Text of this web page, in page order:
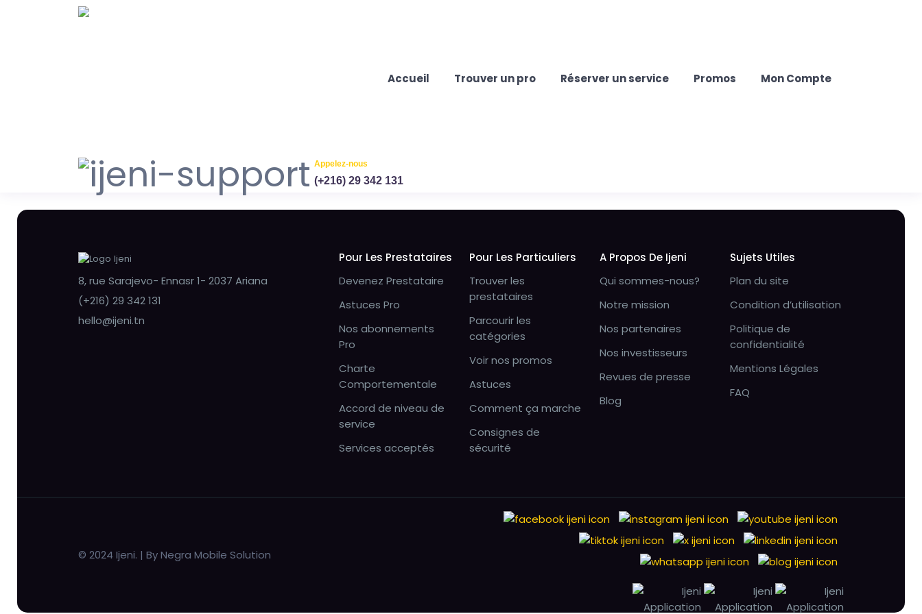
Accueil Trouver un pro Réserver un service Promos Mon Compte
Appelez-nous
(+216) 29 342 131
8, rue Sarajevo- Ennasr 1- 2037 Ariana
(+216) 29 342 131
hello@ijeni.tn
Pour Les Prestataires
Devenez Prestataire
Astuces Pro
Nos abonnements
Pro
Charte
Comportementale
Accord de niveau de
service
Services acceptés
Pour Les Particuliers
Trouver les
prestataires
Parcourir les
catégories
Voir nos promos
Astuces
Comment ça marche
Consignes de
sécurité
A Propos De Ijeni
Qui sommes-nous?
Notre mission
Nos partenaires
Nos investisseurs
Revues de presse
Blog
Sujets Utiles
Plan du site
Condition d’utilisation
Politique de
confidentialité
Mentions Légales
FAQ
© 2024 Ijeni. | By Negra Mobile Solution